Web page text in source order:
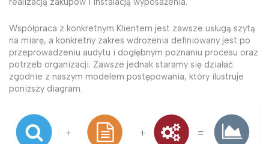
Współpraca z konkretnym Klientem jest zawsze usługą szytą
na miarę, a konkretny zakres wdrożenia definiowany jest po
przeprowadzeniu audytu i dogłębnym poznaniu procesu oraz
potrzeb organizacji. Zawsze jednak staramy się działać
zgodnie z naszym modelem postępowania, który ilustruje
poniższy diagram.